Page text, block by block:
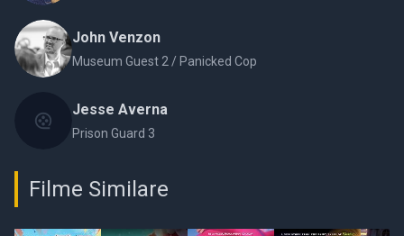
John Venzon
Museum Guest 2 / Panicked Cop
Jesse Averna
Prison Guard 3
Filme Similare